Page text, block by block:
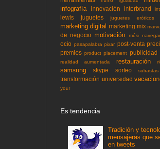
infografía
innovación interbrand
lewis
juguetes juguetes eróticos
marketing digital marketing mix
de negocio motivación músi
ocio pasapalabra pixar post-venta
premios product placement publicidad
realidad aumentada
restauración
samsung skype sorteo subastas
transformación universidad
your
Es tendencia
Tradición y
mensajeras que
en tweets